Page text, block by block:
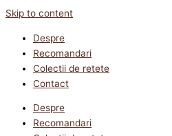
Skip to content
Despre
Recomandari
Colectii de retete
Contact
Despre
Recomandari